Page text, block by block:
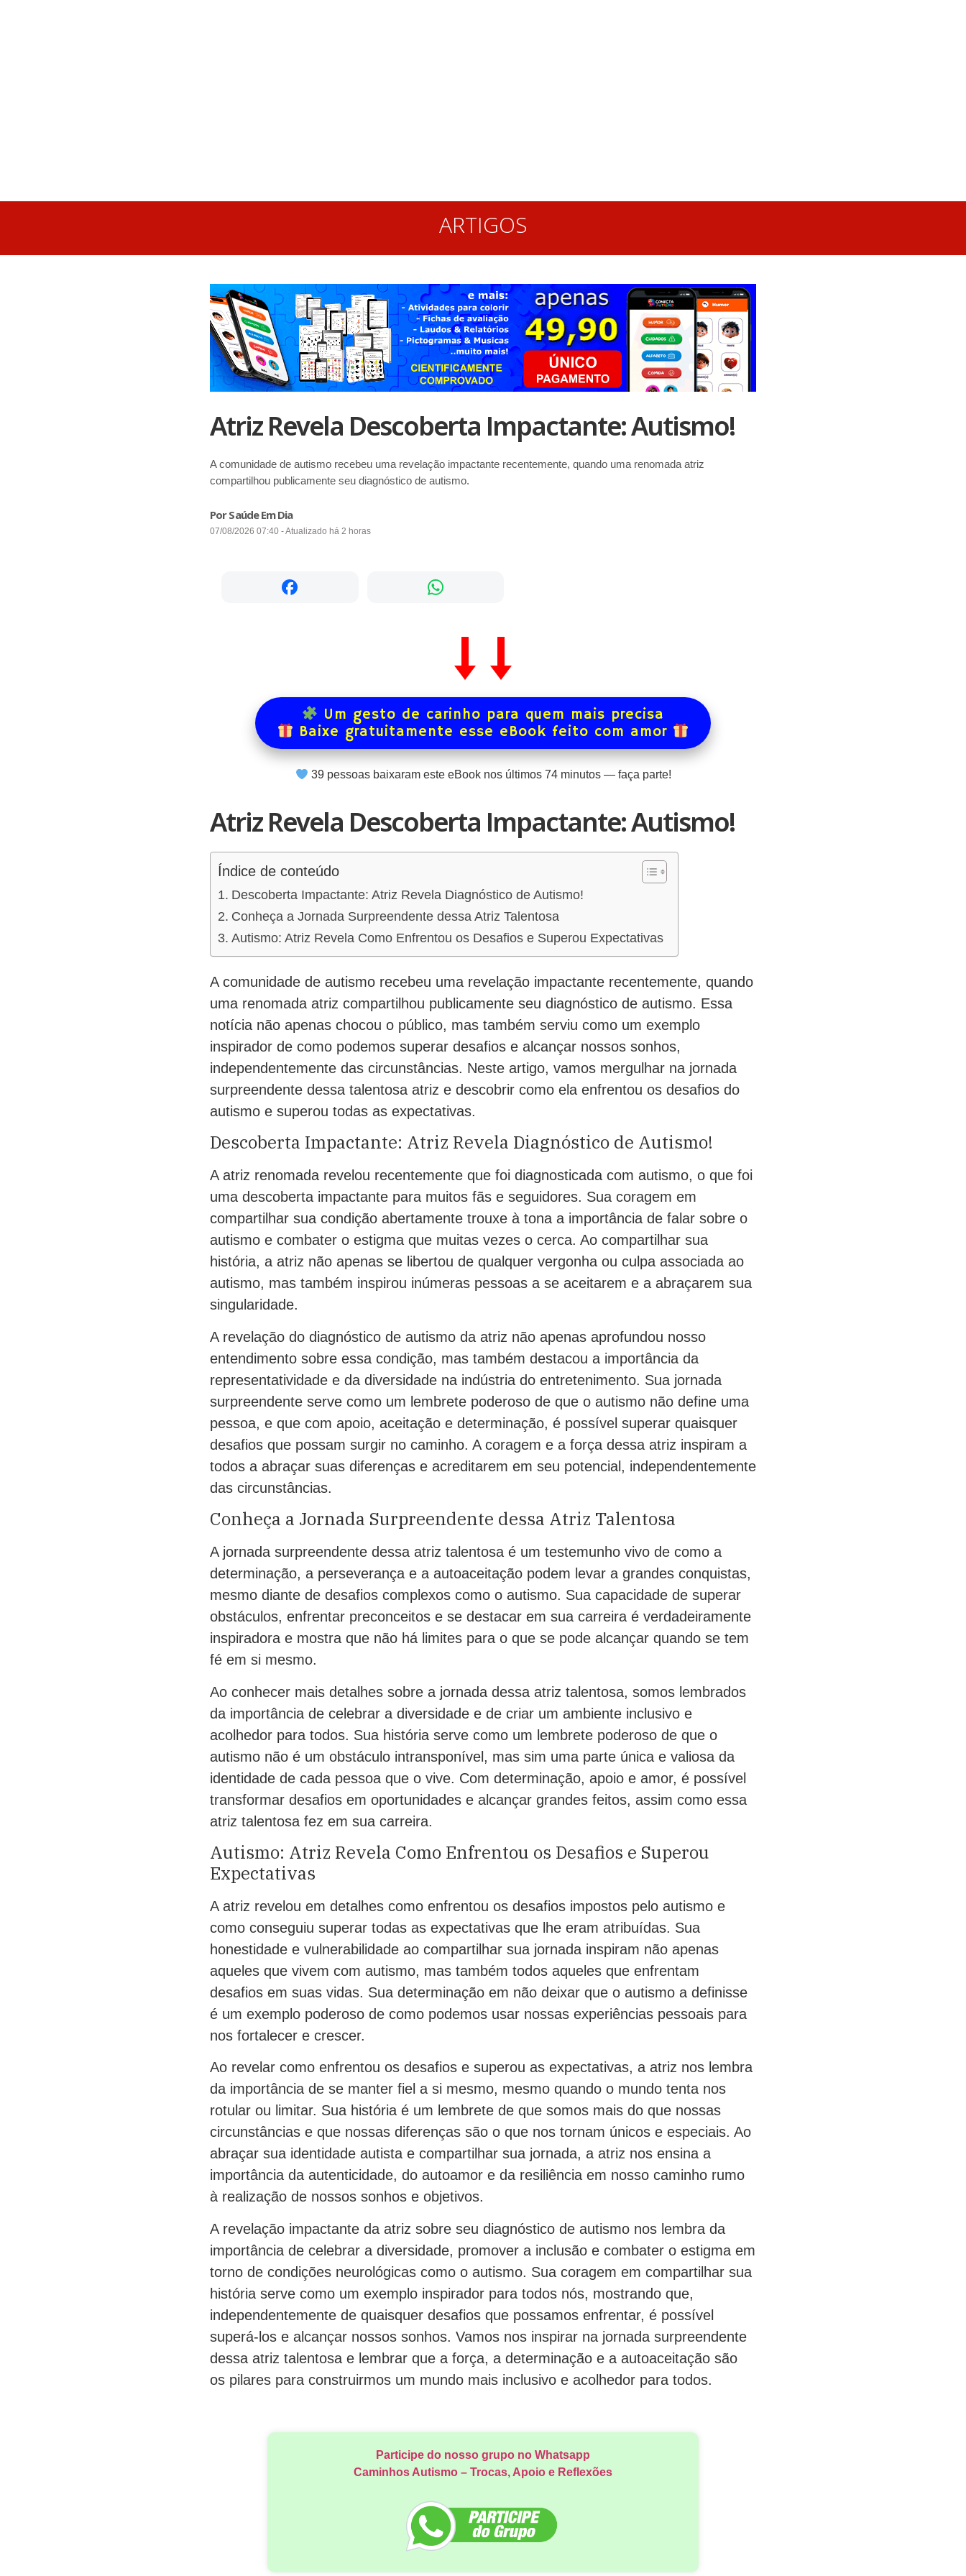
ARTIGOS
Atriz Revela Descoberta Impactante: Autismo!
A comunidade de autismo recebeu uma revelação impactante recentemente, quando uma renomada atriz
compartilhou publicamente seu diagnóstico de autismo.
Por Saúde Em Dia
07/08/2026 07:40 - Atualizado há 2 horas
Um gesto de carinho para quem mais precisa
Baixe gratuitamente esse eBook feito com amor
39pessoas baixaram este eBook nos últimos 74minutos — faça parte!
Atriz Revela Descoberta Impactante: Autismo!
Índice de conteúdo
Descoberta Impactante: Atriz Revela Diagnóstico de Autismo!
Conheça a Jornada Surpreendente dessa Atriz Talentosa
Autismo: Atriz Revela Como Enfrentou os Desafios e Superou Expectativas
A comunidade de autismo recebeu uma revelação impactante recentemente, quando
uma renomada atriz compartilhou publicamente seu diagnóstico de autismo. Essa
notícia não apenas chocou o público, mas também serviu como um exemplo
inspirador de como podemos superar desafios e alcançar nossos sonhos,
independentemente das circunstâncias. Neste artigo, vamos mergulhar na jornada
surpreendente dessa talentosa atriz e descobrir como ela enfrentou os desafios do
autismo e superou todas as expectativas.
Descoberta Impactante: Atriz Revela Diagnóstico de Autismo!
A atriz renomada revelou recentemente que foi diagnosticada com autismo, o que foi
uma descoberta impactante para muitos fãs e seguidores. Sua coragem em
compartilhar sua condição abertamente trouxe à tona a importância de falar sobre o
autismo e combater o estigma que muitas vezes o cerca. Ao compartilhar sua
história, a atriz não apenas se libertou de qualquer vergonha ou culpa associada ao
autismo, mas também inspirou inúmeras pessoas a se aceitarem e a abraçarem sua
singularidade.
A revelação do diagnóstico de autismo da atriz não apenas aprofundou nosso
entendimento sobre essa condição, mas também destacou a importância da
representatividade e da diversidade na indústria do entretenimento. Sua jornada
surpreendente serve como um lembrete poderoso de que o autismo não define uma
pessoa, e que com apoio, aceitação e determinação, é possível superar quaisquer
desafios que possam surgir no caminho. A coragem e a força dessa atriz inspiram a
todos a abraçar suas diferenças e acreditarem em seu potencial, independentemente
das circunstâncias.
Conheça a Jornada Surpreendente dessa Atriz Talentosa
A jornada surpreendente dessa atriz talentosa é um testemunho vivo de como a
determinação, a perseverança e a autoaceitação podem levar a grandes conquistas,
mesmo diante de desafios complexos como o autismo. Sua capacidade de superar
obstáculos, enfrentar preconceitos e se destacar em sua carreira é verdadeiramente
inspiradora e mostra que não há limites para o que se pode alcançar quando se tem
fé em si mesmo.
Ao conhecer mais detalhes sobre a jornada dessa atriz talentosa, somos lembrados
da importância de celebrar a diversidade e de criar um ambiente inclusivo e
acolhedor para todos. Sua história serve como um lembrete poderoso de que o
autismo não é um obstáculo intransponível, mas sim uma parte única e valiosa da
identidade de cada pessoa que o vive. Com determinação, apoio e amor, é possível
transformar desafios em oportunidades e alcançar grandes feitos, assim como essa
atriz talentosa fez em sua carreira.
Autismo: Atriz Revela Como Enfrentou os Desafios e Superou
Expectativas
A atriz revelou em detalhes como enfrentou os desafios impostos pelo autismo e
como conseguiu superar todas as expectativas que lhe eram atribuídas. Sua
honestidade e vulnerabilidade ao compartilhar sua jornada inspiram não apenas
aqueles que vivem com autismo, mas também todos aqueles que enfrentam
desafios em suas vidas. Sua determinação em não deixar que o autismo a definisse
é um exemplo poderoso de como podemos usar nossas experiências pessoais para
nos fortalecer e crescer.
Ao revelar como enfrentou os desafios e superou as expectativas, a atriz nos lembra
da importância de se manter fiel a si mesmo, mesmo quando o mundo tenta nos
rotular ou limitar. Sua história é um lembrete de que somos mais do que nossas
circunstâncias e que nossas diferenças são o que nos tornam únicos e especiais. Ao
abraçar sua identidade autista e compartilhar sua jornada, a atriz nos ensina a
importância da autenticidade, do autoamor e da resiliência em nosso caminho rumo
à realização de nossos sonhos e objetivos.
A revelação impactante da atriz sobre seu diagnóstico de autismo nos lembra da
importância de celebrar a diversidade, promover a inclusão e combater o estigma em
torno de condições neurológicas como o autismo. Sua coragem em compartilhar sua
história serve como um exemplo inspirador para todos nós, mostrando que,
independentemente de quaisquer desafios que possamos enfrentar, é possível
superá-los e alcançar nossos sonhos. Vamos nos inspirar na jornada surpreendente
dessa atriz talentosa e lembrar que a força, a determinação e a autoaceitação são
os pilares para construirmos um mundo mais inclusivo e acolhedor para todos.
Participe do nosso grupo no Whatsapp
Caminhos Autismo – Trocas, Apoio e Reflexões